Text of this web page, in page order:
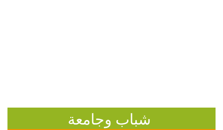
شباب وجامعة